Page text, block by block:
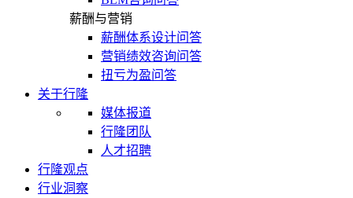
薪酬与营销
薪酬体系设计问答
营销绩效咨询问答
扭亏为盈问答
关于行隆
媒体报道
行隆团队
人才招聘
行隆观点
行业洞察